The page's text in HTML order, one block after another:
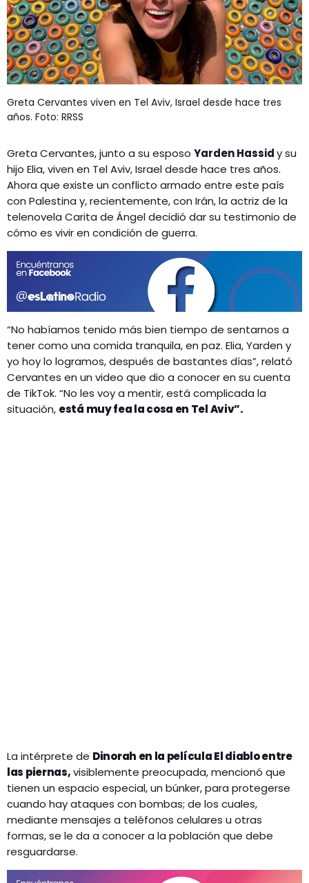
Greta Cervantes viven en Tel Aviv, Israel desde hace tres
años. Foto: RRSS
Greta Cervantes, junto a su esposo Yarden Hassidy su
hijo Elia, viven en Tel Aviv, Israel desde hace tres años.
Ahora que existe un conflicto armado entre este país
con Palestina y, recientemente, con Irán,la actriz de la
telenovela Carita de Ángeldecidió dar su testimonio de
cómo es vivir en condición de guerra.
“No habíamos tenido más bien tiempo de sentarnos a
tener como una comida tranquila, en paz. Elia, Yarden y
yo hoy lo logramos, después de bastantes días”, relató
Cervantes en un video que dio a conocer en su cuenta
de TikTok. “No les voy a mentir, está complicada la
situación, está muy fea la cosa en Tel Aviv”.
La intérprete de Dinorah en la películaEl diablo entre
las piernas,visiblemente preocupada, mencionó que
tienen un espacio especial, un búnker, para protegerse
cuando hay ataques con bombas; de los cuales,
mediante mensajes a teléfonos celulares u otras
formas, se le da a conocer a la población que debe
resguardarse.